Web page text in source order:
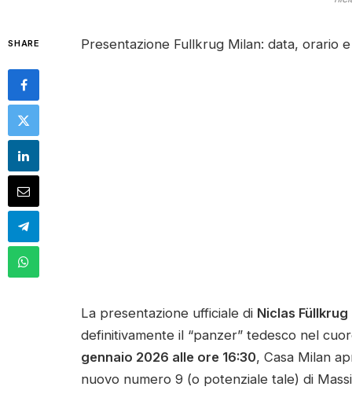
SHARE Presentazione Fullkrug Milan: data, orario
La presentazione ufficiale di Niclas Füllkrug
definitivamente il “panzer” tedesco nel
gennaio 2026 alle ore 16:30, Casa Milan
nuovo numero 9 (o potenziale tale) di